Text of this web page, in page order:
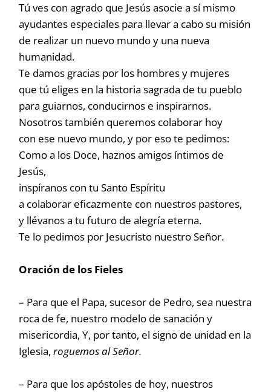
Tú ves con agrado que Jesús asocie a sí mismo
ayudantes especiales para llevar a cabo su misión
de realizar un nuevo mundo y una nueva
humanidad.
Te damos gracias por los hombres y mujeres
que tú eliges en la historia sagrada de tu pueblo
para guiarnos, conducirnos e inspirarnos.
Nosotros también queremos colaborar hoy
con ese nuevo mundo, y por eso te pedimos:
Como a los Doce, haznos amigos íntimos de
Jesús,
inspíranos con tu Santo Espíritu
a colaborar eficazmente con nuestros pastores,
y llévanos a tu futuro de alegría eterna.
Te lo pedimos por Jesucristo nuestro Señor.
Oración de los Fieles
– Para que el Papa, sucesor de Pedro, sea nuestra
roca de fe, nuestro modelo de sanación y
misericordia, Y, por tanto, el signo de unidad en la
Iglesia,roguemos al Señor.
– Para que los apóstoles de hoy, nuestros